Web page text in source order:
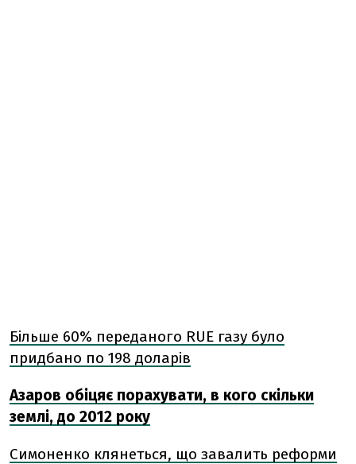
Більше 60% переданого RUE газу було
придбано по 198 доларів
Азаров обіцяє порахувати, в кого скільки
землі, до 2012 року
Симоненко клянеться, що завалить реформи